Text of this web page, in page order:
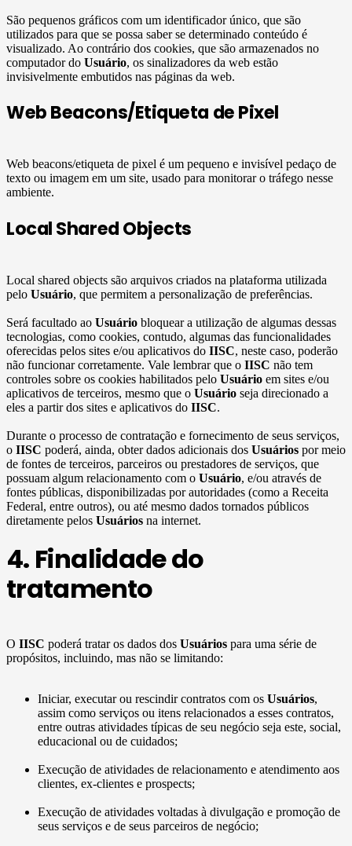
São pequenos gráficos com um identificador único, que são
utilizados para que se possa saber se determinado conteúdo é
visualizado. Ao contrário dos cookies, que são armazenados no
computador do Usuário, os sinalizadores da web estão
invisivelmente embutidos nas páginas da web.
Web Beacons/Etiqueta de Pixel
Web beacons/etiqueta de pixel é um pequeno e invisível pedaço de
texto ou imagem em um site, usado para monitorar o tráfego nesse
ambiente.
Local Shared Objects
Local shared objects são arquivos criados na plataforma utilizada
pelo Usuário, que permitem a personalização de preferências.
Será facultado ao Usuário bloquear a utilização de algumas dessas
tecnologias, como cookies, contudo, algumas das funcionalidades
oferecidas pelos sites e/ou aplicativos do IISC, neste caso, poderão
não funcionar corretamente. Vale lembrar que o IISC não tem
controles sobre os cookies habilitados pelo Usuário em sites e/ou
aplicativos de terceiros, mesmo que o Usuário seja direcionado a
eles a partir dos sites e aplicativos do IISC.
Durante o processo de contratação e fornecimento de seus serviços,
o IISC poderá, ainda, obter dados adicionais dos Usuários por meio
de fontes de terceiros, parceiros ou prestadores de serviços, que
possuam algum relacionamento com o Usuário, e/ou através de
fontes públicas, disponibilizadas por autoridades (como a Receita
Federal, entre outros), ou até mesmo dados tornados públicos
diretamente pelos Usuários na internet.
4. Finalidade do
tratamento
O IISC poderá tratar os dados dos Usuários para uma série de
propósitos, incluindo, mas não se limitando:
Iniciar, executar ou rescindir contratos com os Usuários,
assim como serviços ou itens relacionados a esses contratos,
entre outras atividades típicas de seu negócio seja este, social,
educacional ou de cuidados;
Execução de atividades de relacionamento e atendimento aos
clientes, ex-clientes e prospects;
Execução de atividades voltadas à divulgação e promoção de
seus serviços e de seus parceiros de negócio;